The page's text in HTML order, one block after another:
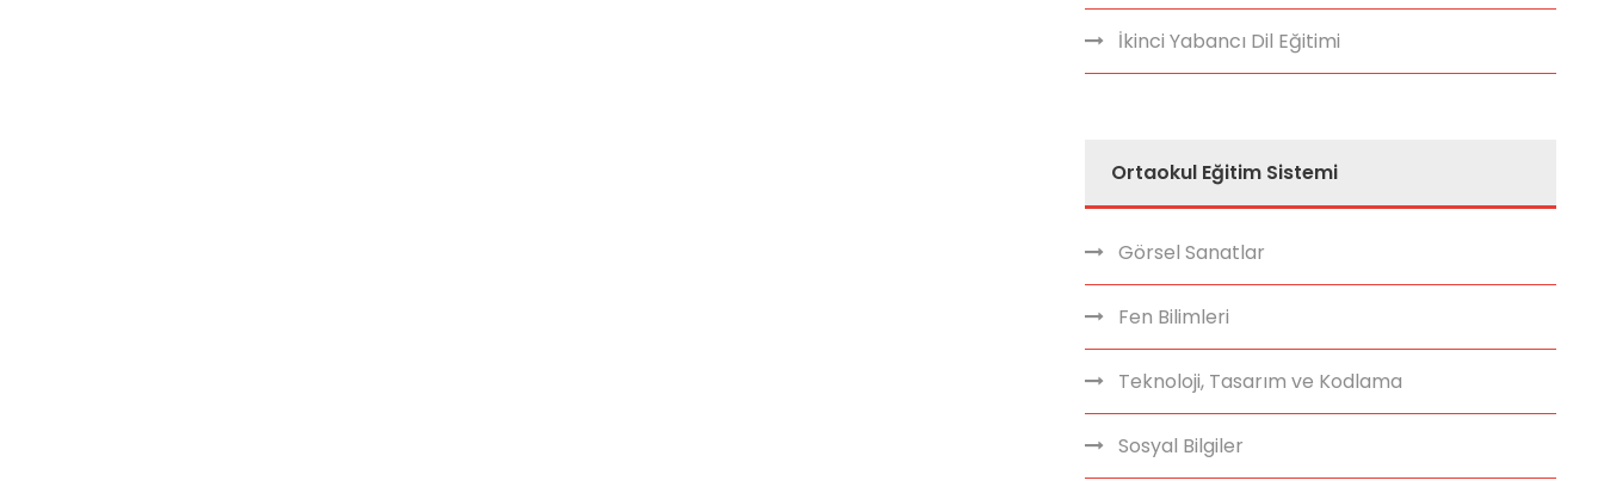
İkinci Yabancı Dil Eğitimi
Ortaokul Eğitim Sistemi
Görsel Sanatlar
Fen Bilimleri
Teknoloji, Tasarım ve Kodlama
Sosyal Bilgiler